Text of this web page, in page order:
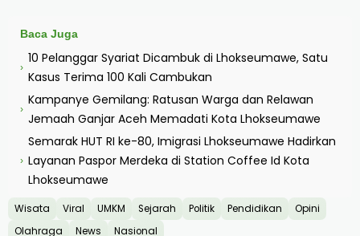
Baca Juga
›
10 Pelanggar Syariat Dicambuk di Lhokseumawe, Satu
Kasus Terima 100 Kali Cambukan
›
Kampanye Gemilang: Ratusan Warga dan Relawan
Jemaah Ganjar Aceh Memadati Kota Lhokseumawe
›
Semarak HUT RI ke-80, Imigrasi Lhokseumawe Hadirkan
Layanan Paspor Merdeka di Station Coffee Id Kota
Lhokseumawe
Wisata Viral UMKM Sejarah Politik Pendidikan
Opini
Olahraga
News Nasional